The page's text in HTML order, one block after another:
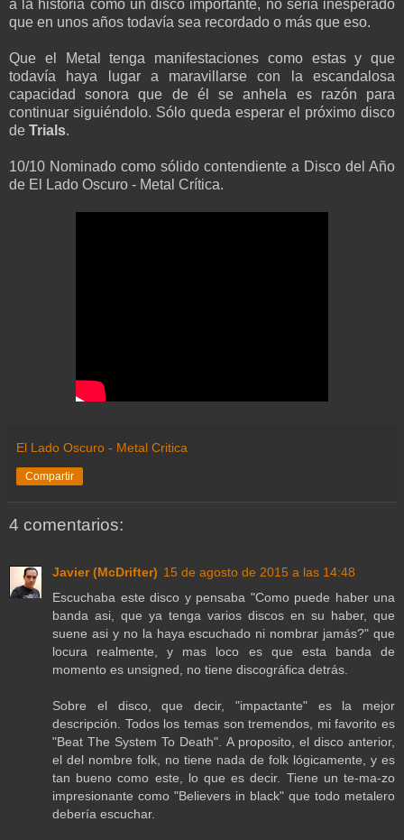
a la historia como un disco importante, no sería inesperado
que en unos años todavía sea recordado o más que eso.
Que el Metal tenga manifestaciones como estas y que
todavía haya lugar a maravillarse con la escandalosa
capacidad sonora que de él se anhela es razón para
continuar siguiéndolo. Sólo queda esperar el próximo disco
de Trials.
10/10 Nominado como sólido contendiente a Disco del Año
de El Lado Oscuro - Metal Crítica.
El Lado Oscuro - Metal Critica
Compartir
4 comentarios:
Javier (McDrifter) 15 de agosto de 2015 a las 14:48
Escuchaba este disco y pensaba "Como puede haber una
banda asi, que ya tenga varios discos en su haber, que
suene asi y no la haya escuchado ni nombrar jamás?" que
locura realmente, y mas loco es que esta banda de
momento es unsigned, no tiene discográfica detrás.
Sobre el disco, que decir, "impactante" es la mejor
descripción. Todos los temas son tremendos, mi favorito es
"Beat The System To Death". A proposito, el disco anterior,
el del nombre folk, no tiene nada de folk lógicamente, y es
tan bueno como este, lo que es decir. Tiene un te-ma-zo
impresionante como "Believers in black" que todo metalero
debería escuchar.